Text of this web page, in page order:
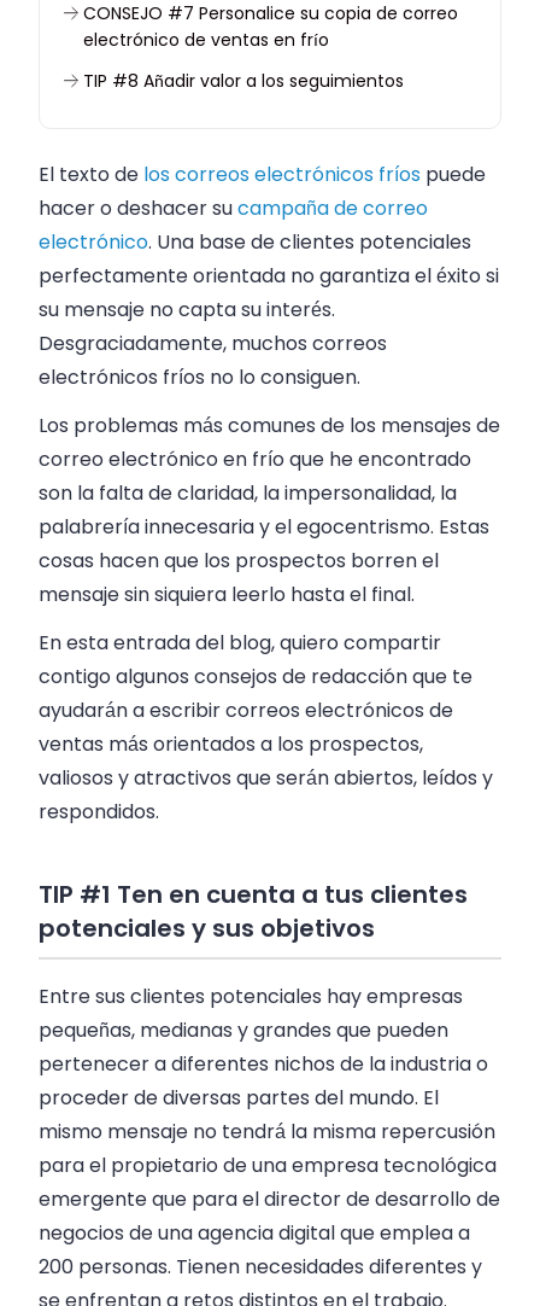
CONSEJO #7 Personalice su copia de correo
electrónico de ventas en frío
TIP #8 Añadir valor a los seguimientos
CONSEJO #10 Revise siempre el texto de su
correo electrónico de ventas en frío en busca
de palabras SPAM y errores
El texto de los correos electrónicos fríos puede
hacer o deshacer sucampaña de correo
electrónico. Una base de clientes potenciales
perfectamente orientada no garantiza el éxito si
su mensaje no capta su interés.
Desgraciadamente, muchos correos
electrónicos fríos no lo consiguen.
Los problemas más comunes de los mensajes de
correo electrónico en frío que he encontrado
son la falta de claridad, la impersonalidad, la
palabrería innecesaria y el egocentrismo. Estas
cosas hacen que los prospectos borren el
mensaje sin siquiera leerlo hasta el final.
En esta entrada del blog, quiero compartir
contigo algunos consejos de redacción que te
ayudarán a escribir correos electrónicos de
ventas más orientados a los prospectos,
valiosos y atractivos que serán abiertos, leídos y
respondidos.
TIP #1 Ten en cuenta a tus clientes
potenciales y sus objetivos
Entre sus clientes potenciales hay empresas
pequeñas, medianas y grandes que pueden
pertenecer a diferentes nichos de la industria o
proceder de diversas partes del mundo. El
mismo mensaje no tendrá la misma repercusión
para el propietario de una empresa tecnológica
emergente que para el director de desarrollo de
negocios de una agencia digital que emplea a
200 personas. Tienen necesidades diferentes y
se enfrentan a retos distintos en el trabajo.